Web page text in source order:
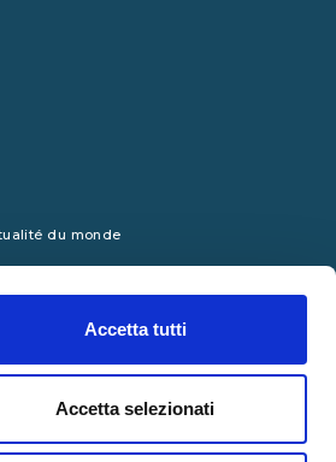
Accetta tutti
Accetta selezionati
du monde